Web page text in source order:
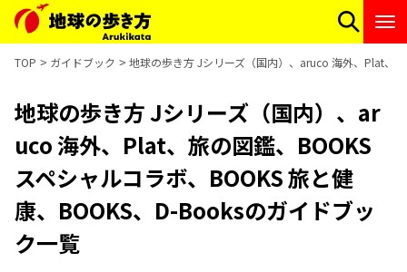
TOP ガイドブック 地球の歩き方 Jシリーズ（国内）、aruco 海外、Plat、
地球の歩き方 Jシリーズ（国内）、ar
uco 海外、Plat、旅の図鑑、BOOKS
スペシャルコラボ、BOOKS 旅と健
康、BOOKS、D-Booksのガイドブッ
ク一覧